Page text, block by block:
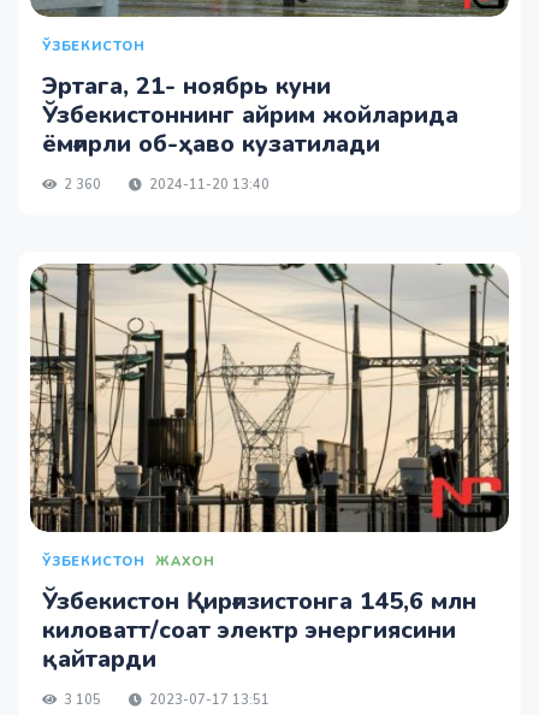
ЎЗБЕКИСТОН
Эртага, 21- ноябрь куни
Ўзбекистоннинг айрим жойларида
ёмғирли об-ҳаво кузатилади
2 360 2024-11-20 13:40
ЎЗБЕКИСТОН ЖАХОН
Ўзбекистон Қирғизистонга 145,6 млн
киловатт/соат электр энергиясини
қайтарди
3 105 2023-07-17 13:51